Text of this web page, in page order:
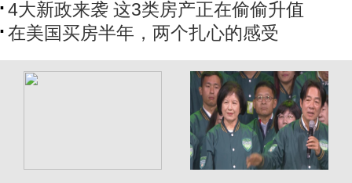
4大新政来袭 这3类房产正在偷偷升值
在美国买房半年，两个扎心的感受